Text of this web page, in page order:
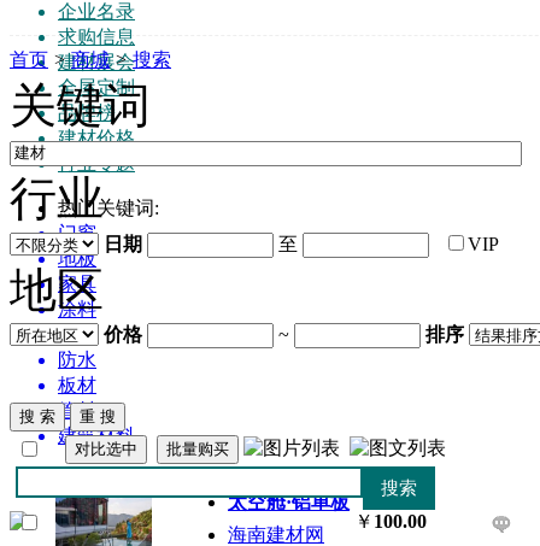
企业名录
求购信息
建材展会
全屋定制
品牌榜
建材价格
行业专题
热门关键词:
门窗
地板
家具
涂料
橱柜
防水
板材
管材
建筑材料
首页 > 商城 > 搜索
关键词
行业
日期 至 VIP
地区
价格 ~ 排序
太空舱·铝单板
海南建材网
￥ 100.00